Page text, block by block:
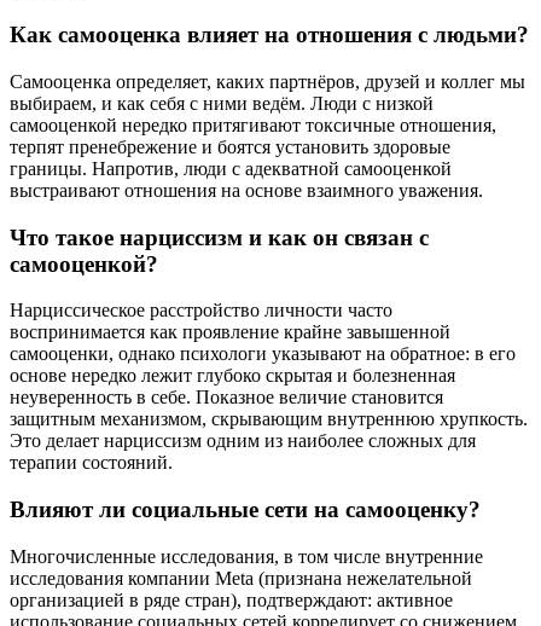
Как самооценка влияет на отношения с людьми?
Самооценка определяет, каких партнёров, друзей и коллег мы
выбираем, и как себя с ними ведём. Люди с низкой
самооценкой нередко притягивают токсичные отношения,
терпят пренебрежение и боятся установить здоровые
границы. Напротив, люди с адекватной самооценкой
выстраивают отношения на основе взаимного уважения.
Что такое нарциссизм и как он связан с
самооценкой?
Нарциссическое расстройство личности часто
воспринимается как проявление крайне завышенной
самооценки, однако психологи указывают на обратное: в его
основе нередко лежит глубоко скрытая и болезненная
неуверенность в себе. Показное величие становится
защитным механизмом, скрывающим внутреннюю хрупкость.
Это делает нарциссизм одним из наиболее сложных для
терапии состояний.
Влияют ли социальные сети на самооценку?
Многочисленные исследования, в том числе внутренние
исследования компании Meta (признана нежелательной
организацией в ряде стран), подтверждают: активное
использование социальных сетей коррелирует со снижением